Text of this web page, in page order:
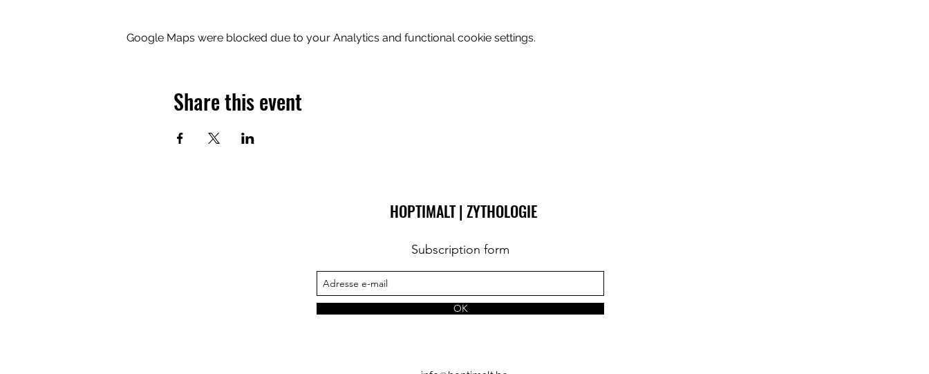
Google Maps were blocked due to your Analytics and functional cookie settings.
Share this event
HOPTIMALT | ZYTHOLOGIE
Subscription form
OK